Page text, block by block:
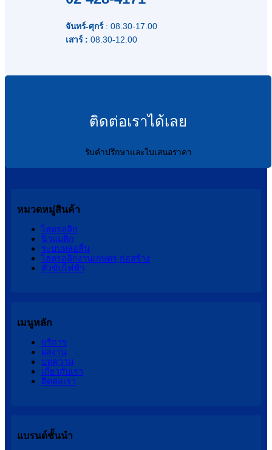
จันทร์-ศุกร์: 08.30-17.00
เสาร์ : 08.30-12.00
ติดต่อเราได้เลย
รับคำปรึกษาและใบเสนอราคา
หมวดหมู่สินค้า
ไฮดรอลิก
นิวแมติก
ระบบหล่อลื่น
ไฮดรอลิกงานเกษตร,ก่อสร้าง
หัวขับไฟฟ้า
เมนูหลัก
บริการ
ผลงาน
บทความ
เกี่ยวกับเรา
ติดต่อเรา
แบรนด์ชั้นนำ